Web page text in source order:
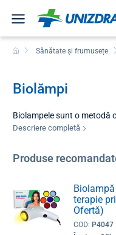
Sănătate și frumusețe
Biolămpi
Biolampele sunt o metodă
utilizează proprietățile
lumina polarizată de la o
ceea ce îi permite să
îmbunătățește
de apărare ale
Descriere completă
Produse
Biolampă
terapie
Ofertă)
COD: P4047